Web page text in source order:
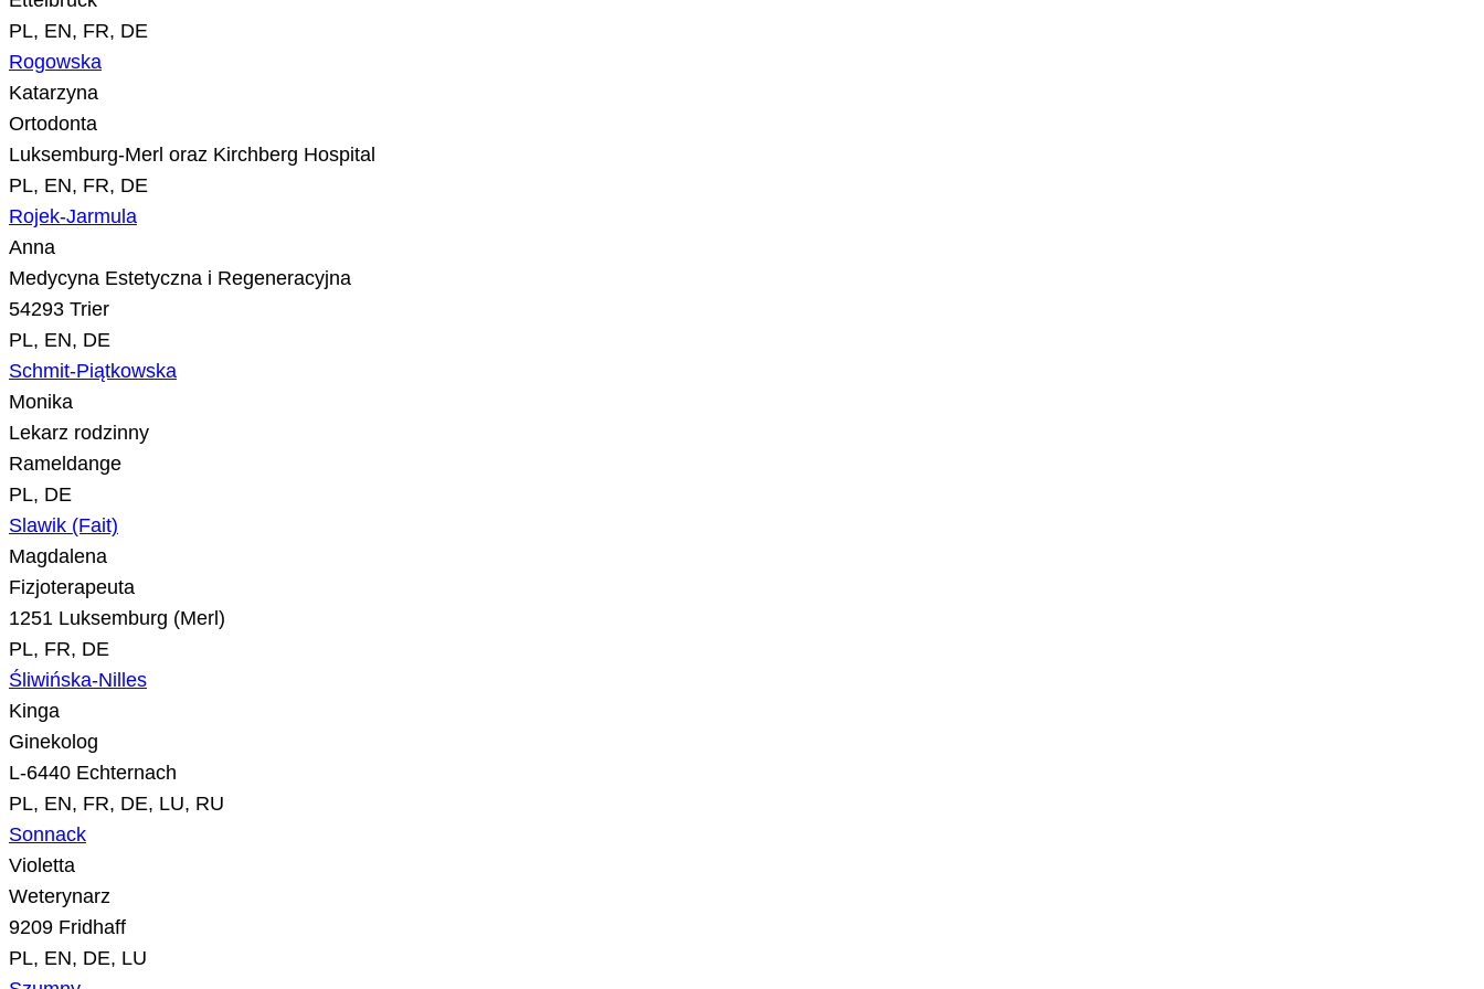
PL, EN, FR, DE
Rogowska
Katarzyna
Ortodonta
Luksemburg-Merl oraz Kirchberg Hospital
PL, EN, FR, DE
Rojek-Jarmula
Anna
Medycyna Estetyczna i Regeneracyjna
54293 Trier
PL, EN, DE
Schmit-Piątkowska
Monika
Lekarz rodzinny
Rameldange
PL, DE
Slawik (Fait)
Magdalena
Fizjoterapeuta
1251 Luksemburg (Merl)
PL, FR, DE
Śliwińska-Nilles
Kinga
Ginekolog
L-6440 Echternach
PL, EN, FR, DE, LU, RU
Sonnack
Violetta
Weterynarz
9209 Fridhaff
PL, EN, DE, LU